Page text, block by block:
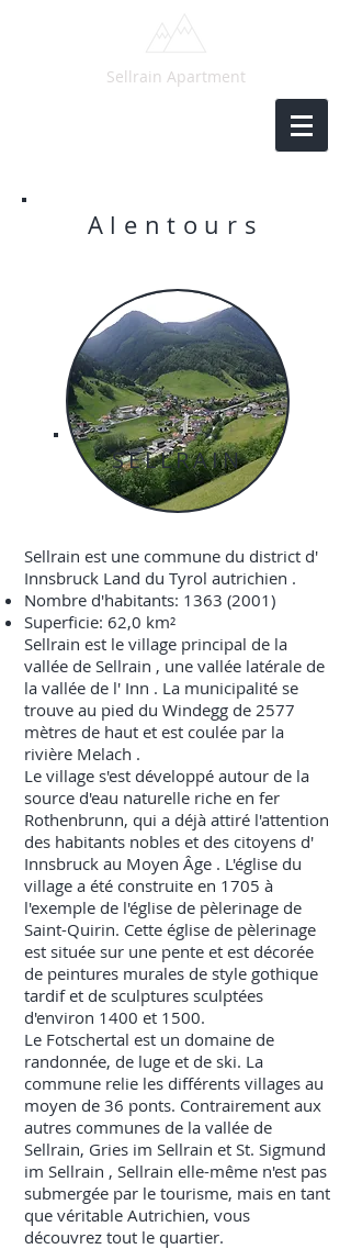
Sellrain Apartment
SELLRAIN
Sellrain est une commune du district d'
Innsbruck Land du Tyrol autrichien .
Nombre d'habitants: 1363 (2001)
Superficie: 62,0 km²
Sellrain est le village principal de la
vallée de Sellrain , une vallée latérale de
la vallée de l' Inn . La municipalité se
trouve au pied du Windegg de 2577
mètres de haut et est coulée par la
rivière Melach .
Le village s'est développé autour de la
source d'eau naturelle riche en fer
Rothenbrunn, qui a déjà attiré l'attention
des habitants nobles et des citoyens d'
Innsbruck au Moyen Âge . L'église du
village a été construite en 1705 à
l'exemple de l'église de pèlerinage de
Saint-Quirin. Cette église de pèlerinage
est située sur une pente et est décorée
de peintures murales de style gothique
tardif et de sculptures sculptées
d'environ 1400 et 1500.
Le Fotschertal est un domaine de
randonnée, de luge et de ski. La
commune relie les différents villages au
moyen de 36 ponts. Contrairement aux
autres communes de la vallée de
Sellrain, Gries im Sellrain et St. Sigmund
im Sellrain , Sellrain elle-même n'est pas
submergée par le tourisme, mais en tant
que véritable Autrichien, vous
découvrez tout le quartier.
Alentours